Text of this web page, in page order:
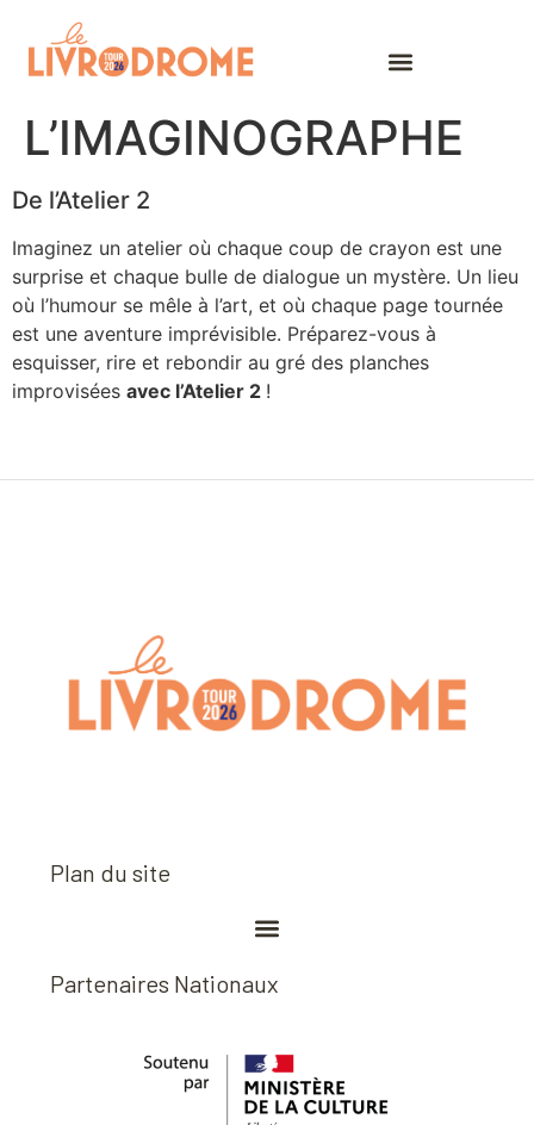
L’IMAGINOGRAPHE
De l’Atelier 2
Imaginez un atelier où chaque coup de crayon est une
surprise et chaque bulle de dialogue un mystère. Un lieu
où l’humour se mêle à l’art, et où chaque page tournée
est une aventure imprévisible. Préparez-vous à
esquisser, rire et rebondir au gré des planches
improvisées avec l’Atelier 2 !
Plan du site
Partenaires Nationaux